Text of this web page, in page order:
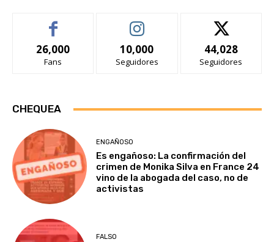
26,000
Fans
10,000
Seguidores
44,028
Seguidores
CHEQUEA
ENGAÑOSO
Es engañoso: La confirmación del
crimen de Monika Silva en France 24
vino de la abogada del caso, no de
activistas
FALSO